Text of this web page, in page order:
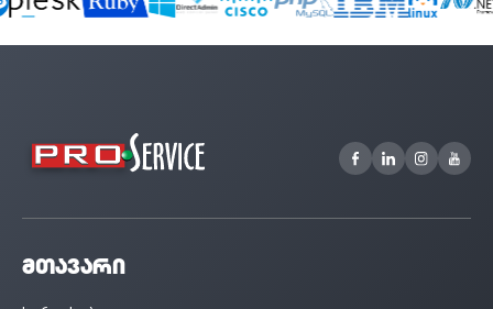
მთავარი